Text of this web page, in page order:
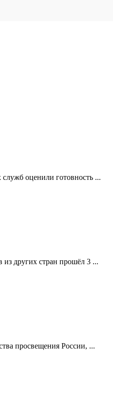
оценили готовность ...
из других стран прошёл 3 ...
просвещения России, ...